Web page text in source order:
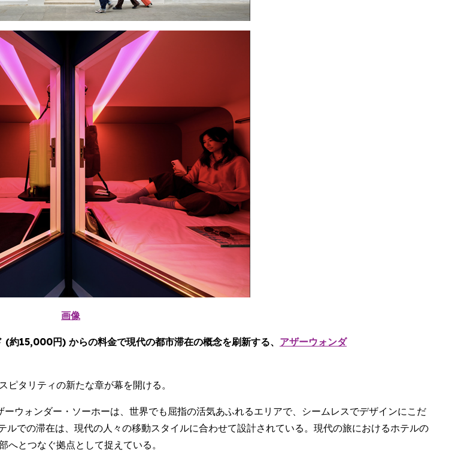
画像
(約15,000円) からの料金で現代の都市滞在の概念を刷新する、 アザーウォンダ
タリティの新たな章が幕を開ける。
ウォンダー・ソーホーは、世界でも屈指の活気あふれるエリアで、シームレスでデザインにこだ
での滞在は、現代の人々の移動スタイルに合わせて設計されている。現代の旅におけるホテルの
とつなぐ拠点として捉えている。